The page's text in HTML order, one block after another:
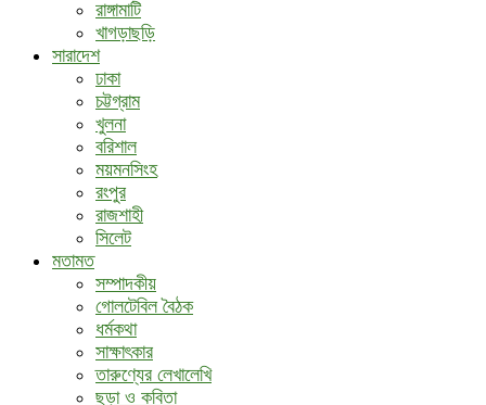
রাঙ্গামাটি
খাগড়াছড়ি
সারাদেশ
ঢাকা
চট্টগ্রাম
খুলনা
বরিশাল
ময়মনসিংহ
রংপুর
রাজশাহী
সিলেট
মতামত
সম্পাদকীয়
গোলটেবিল বৈঠক
ধর্মকথা
সাক্ষাৎকার
তারুণ্যের লেখালেখি
ছড়া ও কবিতা